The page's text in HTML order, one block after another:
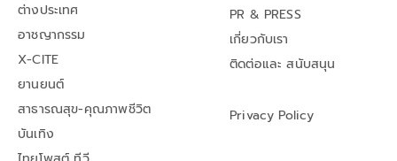
ต่างประเทศ
อาชญากรรม
X-CITE
ยานยนต์
สาธารณสุข-คุณภาพชีวิต
บันเทิง
PR & PRESS
เกี่ยวกับเรา
ติดต่อและ สนับสนุน
Privacy Policy